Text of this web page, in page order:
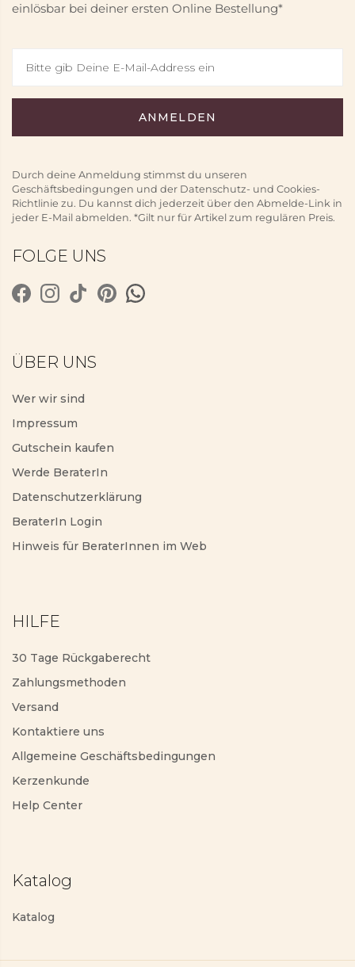
einlösbar bei deiner ersten Online Bestellung*
Durch deine Anmeldung stimmst du unseren
Geschäftsbedingungen und der Datenschutz- und Cookies-
Richtlinie zu. Du kannst dich jederzeit über den Abmelde-Link in
jeder E-Mail abmelden. *Gilt nur für Artikel zum regulären Preis.
FOLGE UNS
ÜBER UNS
Wer wir sind
Impressum
Gutschein kaufen
Werde BeraterIn
Datenschutzerklärung
BeraterIn Login
Hinweis für BeraterInnen im Web
HILFE
30 Tage Rückgaberecht
Zahlungsmethoden
Versand
Kontaktiere uns
Allgemeine Geschäftsbedingungen
Kerzenkunde
Help Center
Katalog
Katalog